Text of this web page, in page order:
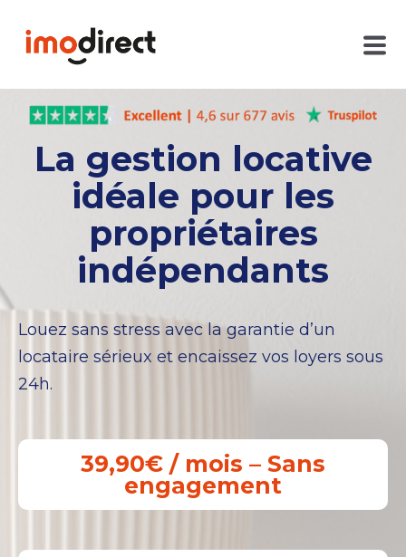
La gestion locative
idéale pour les
propriétaires
indépendants
Louez sans stress avec la garantie d’un
locataire sérieux et encaissez vos loyers sous
24h.
39,90€ / mois – Sans
engagement